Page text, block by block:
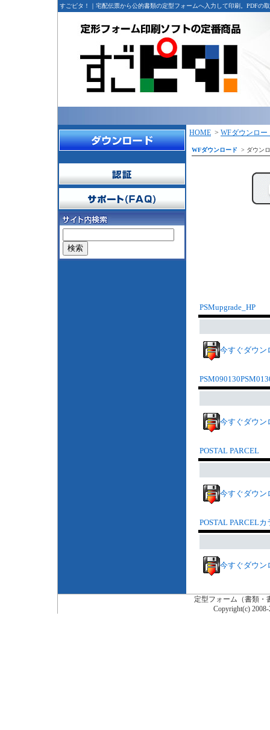
すごピタ！｜宅配伝票から公的書類の定型フォームへ入力して印刷。PDFの
HOME > WFダウンロー
WFダウンロード > ダウン
PSMupgrade_HP
今すぐダウン
今すぐダウン
POSTAL PARCEL
今すぐダウン
POSTAL PARCELカ
今すぐダウン
定型フォーム（書類・
Copyright(c)